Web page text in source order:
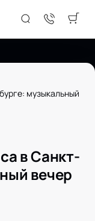
музыкальный
в Санкт-
вечер